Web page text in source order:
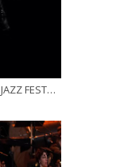
FEST…